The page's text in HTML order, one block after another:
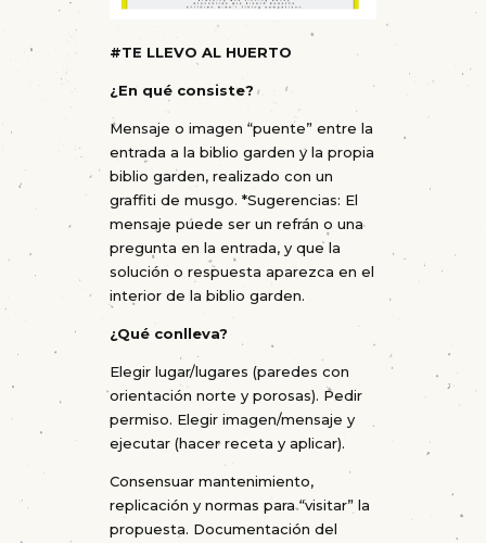
#TE LLEVO AL HUERTO
¿En qué consiste?
Mensaje o imagen “puente” entre la
entrada a la biblio garden y la propia
biblio garden, realizado con un
graffiti de musgo. *Sugerencias: El
mensaje puede ser un refrán o una
pregunta en la entrada, y que la
solución o respuesta aparezca en el
interior de la biblio garden.
¿Qué conlleva?
Elegir lugar/lugares (paredes con
orientación norte y porosas). Pedir
permiso. Elegir imagen/mensaje y
ejecutar (hacer receta y aplicar).
Consensuar mantenimiento,
replicación y normas para “visitar” la
propuesta. Documentación del